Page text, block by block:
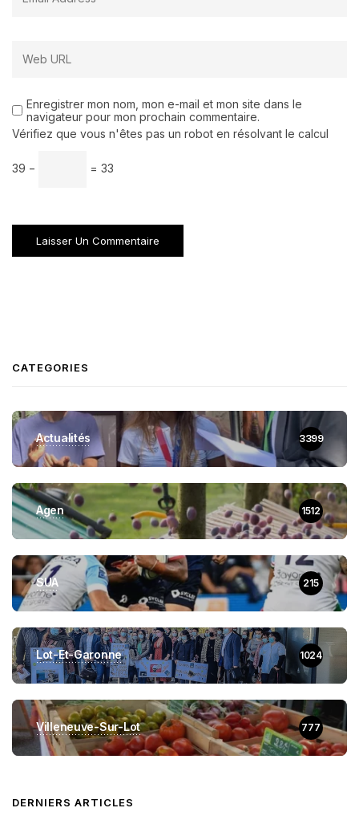
Enregistrer mon nom, mon e-mail et mon site dans le
navigateur pour mon prochain commentaire.
Vérifiez que vous n'êtes pas un robot en résolvant le calcul
39 − = 33
CATEGORIES
Actualités 3399
Agen 1512
SUA 215
Lot-Et-Garonne 1024
Villeneuve-Sur-Lot 777
DERNIERS ARTICLES